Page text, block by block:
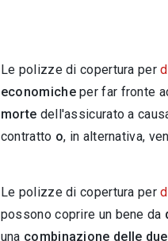
Le polizze di copertura per
economicheper far fronte
morte dell'assicurato a
contratto o, in alternativa,
Le polizze di copertura per
possono coprire un bene da
una combinazione delle